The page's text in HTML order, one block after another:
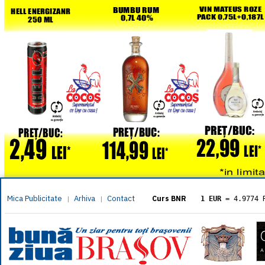
Mica Publicitate | Arhiva | Contact Curs BNR 1 EUR = 4.9774
= 5.8304
1 XAU= 464.4611
1 AED= 1.1933
1 AUD= 2.7957
1 BGN= 2.5449